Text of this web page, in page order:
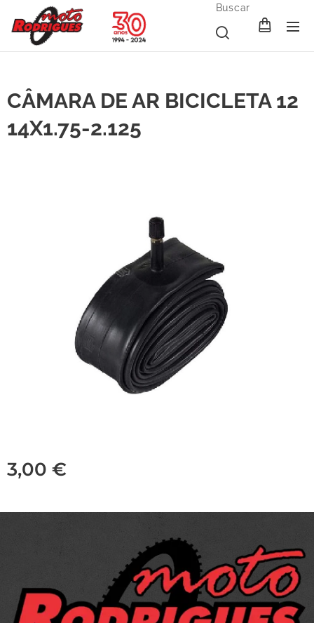
Buscar
CÂMARA DE AR BICICLETA 12
14X1.75-2.125
3,00 €